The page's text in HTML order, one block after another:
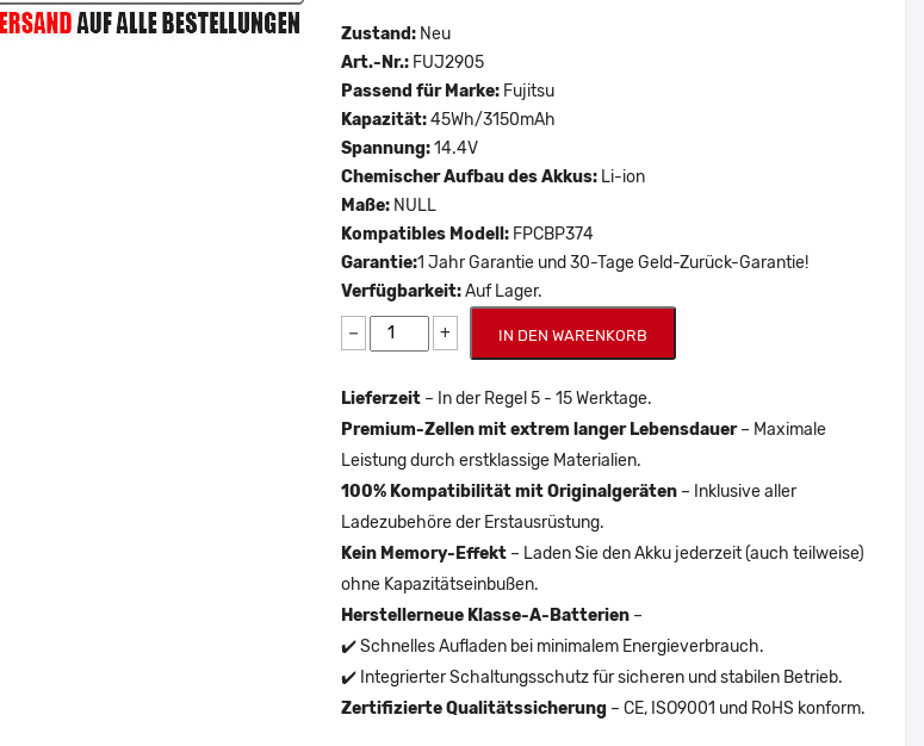
Zustand: Neu
Art.-Nr.: FUJ2905
Passend für Marke: Fujitsu
Kapazität:45Wh/3150mAh
Spannung:14.4V
Chemischer Aufbau des Akkus: Li-ion
Maße: NULL
Kompatibles Modell: FPCBP374
Garantie:1 Jahr Garantie und 30-Tage Geld-Zurück-Garantie!
Verfügbarkeit:Auf Lager.
− + IN DEN WARENKORB
Lieferzeit – In der Regel 5 - 15 Werktage.
Premium-Zellen mit extrem langer Lebensdauer– Maximale
Leistung durch erstklassige Materialien.
100% Kompatibilität mit Originalgeräten – Inklusive aller
Ladezubehöre der Erstausrüstung.
Kein Memory-Effekt – Laden Sie den Akku jederzeit (auch teilweise)
ohne Kapazitätseinbußen.
Herstellerneue Klasse-A-Batterien –
✔️ Schnelles Aufladen bei minimalem Energieverbrauch.
✔️ Integrierter Schaltungsschutz für sicheren und stabilen Betrieb.
Zertifizierte Qualitätssicherung – CE, ISO9001 und RoHS konform.